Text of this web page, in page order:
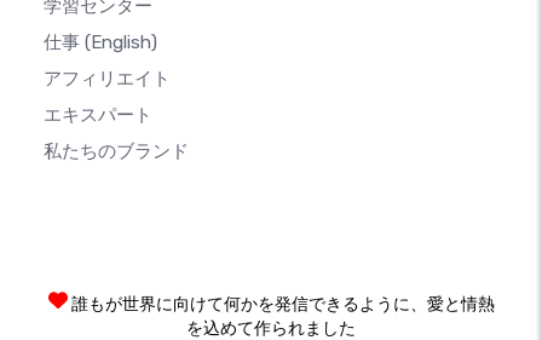
学習センター
仕事 (English)
アフィリエイト
エキスパート
私たちのブランド
誰もが世界に向けて何かを発信できるように、愛と情熱
を込めて作られました